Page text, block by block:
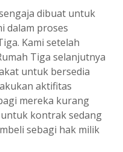
dibuat untuk
dalam proses
Kami setelah
Tiga selanjutnya
untuk bersedia
aktifitas
mereka kurang
kontrak sedang
sebagi hak milik